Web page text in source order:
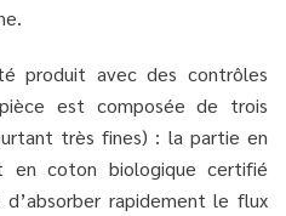
produit avec des contrôles
est composée de trois
très fines) : la partie en
coton biologique certifié
rapidement le flux